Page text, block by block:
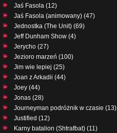
Jaś Fasola (12)
Jaś Fasola (animowany) (47)
Jednostka (The Unit) (69)
Jeff Dunham Show (4)
Jerycho (27)
Jezioro marzeń (100)
Jim wie lepiej (25)
Joan z Arkadii (44)
Joey (44)
Jonas (28)
Journeyman podróżnik w czasie (13)
Justified (12)
Karny batalion (Shtrafbat) (11)